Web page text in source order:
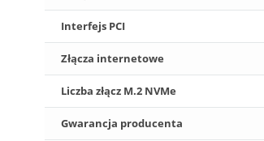
Interfejs PCI
Złącza internetowe
Liczba złącz M.2 NVMe
Gwarancja producenta